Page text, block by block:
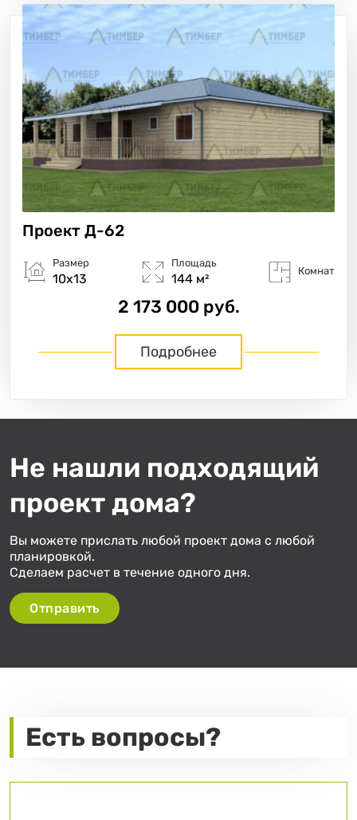
Проект Д-62
Размер
10х13
Площадь
144 м²
Комнат
2 173 000 руб.
Подробнее
Не нашли подходящий
проект дома?
Вы можете прислать любой проект дома с любой
планировкой.
Сделаем расчет в течение одного дня.
Отправить
Есть вопросы?